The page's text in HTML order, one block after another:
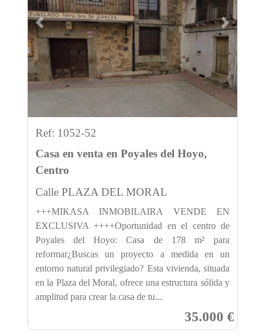
Previous Next
Ref: 1052-52
Casa en venta en Poyales del Hoyo,
Centro
Calle PLAZA DEL MORAL
+++MIKASA INMOBILAIRA VENDE EN
EXCLUSIVA ++++Oportunidad en el centro de
Poyales del Hoyo: Casa de 178 m² para
reformar¿Buscas un proyecto a medida en un
entorno natural privilegiado? Esta vivienda, situada
en la Plaza del Moral, ofrece una estructura sólida y
amplitud para crear la casa de tu...
35.000 €